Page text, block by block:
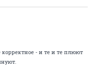
- и те и те плюют